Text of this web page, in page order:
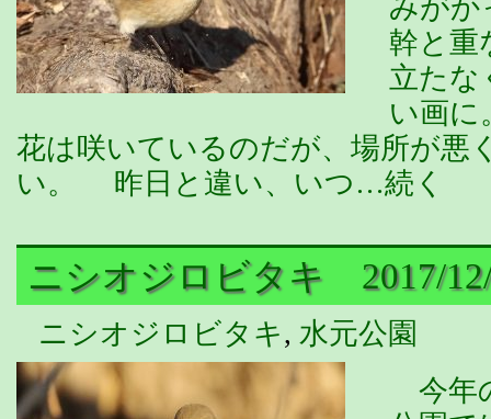
みが
幹と重
立たな
い画
花は咲いているのだが、場所が悪
い。 昨日と違い、いつ…続く
ニシオジロビタキ 2017/
ニシオジロビタキ, 水元公園
今年